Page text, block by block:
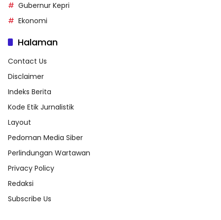
Gubernur Kepri
Ekonomi
Halaman
Contact Us
Disclaimer
Indeks Berita
Kode Etik Jurnalistik
Layout
Pedoman Media Siber
Perlindungan Wartawan
Privacy Policy
Redaksi
Subscribe Us